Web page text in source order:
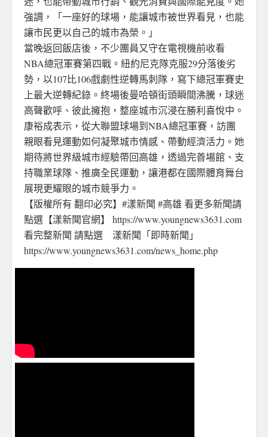
強調，「一座好的球場，能讓城市被世界看見，也能
讓市民更以自己的城市為榮。」
當晚返回飯店後，不少團員又守在電視機前收看
NBA總冠軍賽第四戰。紐約尼克隊克服29分落後劣
勢，以107比106戲劇性逆轉馬刺隊，寫下總冠軍賽史
上最大逆轉紀錄。終場後曼哈頓街頭瞬間沸騰，球迷
高聲歡呼、彼此擁抱，整座城市沉浸在勝利喜悅中。
康裕成表示，從大聯盟球場到NBA總冠軍賽，訪團
親眼看見運動如何凝聚城市情感、帶動經濟活力。她
期待將世界級城市經驗帶回高雄，透過完善場館、支
持職業球隊、推廣全民運動，讓港都在國際體育舞台
展現更耀眼的城市競爭力。
【版權所有 翻印必究】#漾新聞 #高雄 看更多新聞請
點選【漾新聞官網】 https://www.youngnews3631.com
看完整新聞 請點選 漾新聞「即時新聞」
https://www.youngnews3631.com/news_home.php